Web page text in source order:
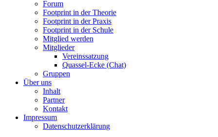
Forum
Footprint in der Theorie
Footprint in der Praxis
Footprint in der Schule
Mitglied werden
Mitglieder
Vereinssatzung
Quassel-Ecke (Chat)
Gruppen
Über uns
Inhalt
Partner
Kontakt
Impressum
Datenschutzerklärung